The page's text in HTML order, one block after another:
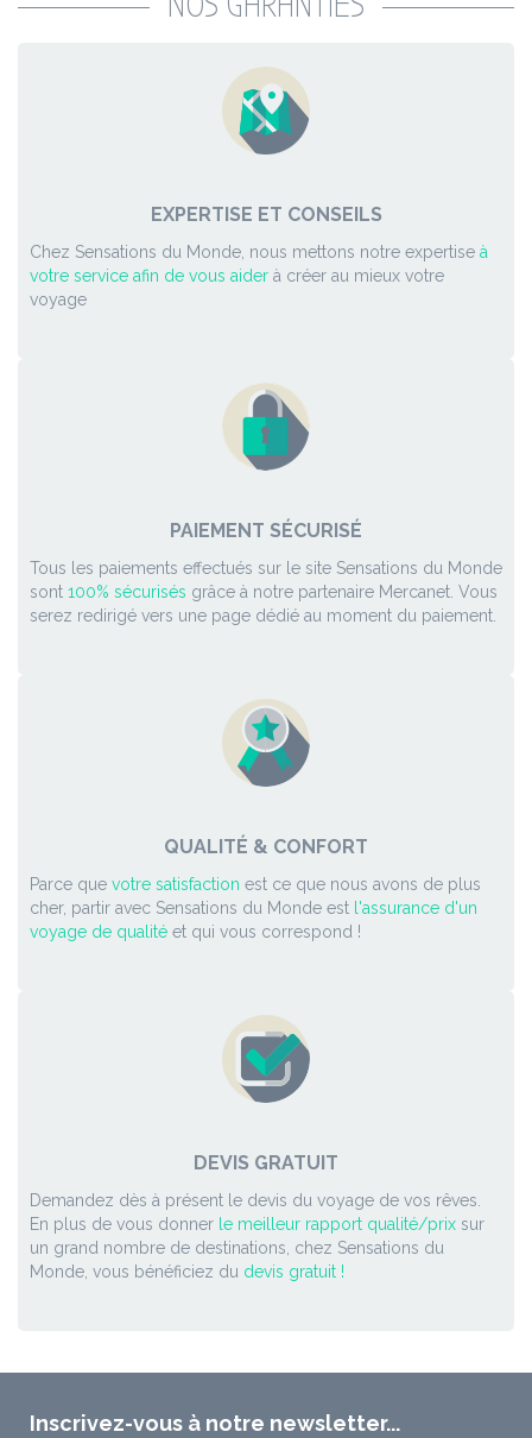
EXPERTISE ET CONSEILS
Chez Sensations du Monde, nous mettons notre expertise à
votre service afin de vous aider à créer au mieux votre
voyage
PAIEMENT SÉCURISÉ
Tous les paiements effectués sur le site Sensations du Monde
sont 100% sécurisés grâce à notre partenaire Mercanet. Vous
serez redirigé vers une page dédié au moment du paiement.
QUALITÉ & CONFORT
Parce que votre satisfaction est ce que nous avons de plus
cher, partir avec Sensations du Monde est l'assurance d'un
voyage de qualité et qui vous correspond !
DEVIS GRATUIT
Demandez dès à présent le devis du voyage de vos rêves.
En plus de vous donner le meilleur rapport qualité/prix sur
un grand nombre de destinations, chez Sensations du
Monde, vous bénéficiez du devis gratuit !
Inscrivez-vous à notre newsletter...